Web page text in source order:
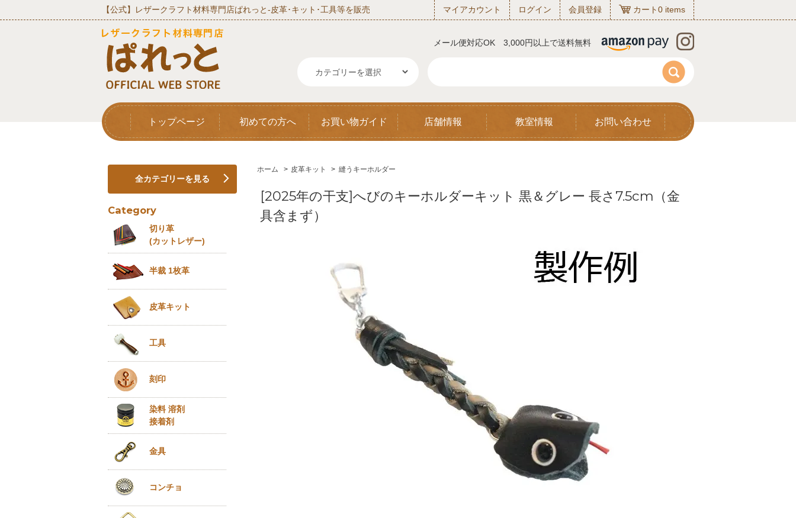
【公式】レザークラフト材料専門店ぱれっと‐皮革･キット･工具等を販売 マイアカウント ログイン 会員登録 カート0 items
メール便対応OK 3,000円以上で送料無料
トップページ 初めての方へ お買い物ガイド 店舗情報 教室情報 お問い合わせ
ホーム > 皮革キット > 縫うキーホルダー
[2025年の干支]へびのキーホルダーキット 黒＆グレー 長さ7.5cm（金
具含まず）
全カテゴリーを見る
Category
切り革
(カットレザー)
半裁 1枚革
皮革キット
工具
刻印
染料 溶剤
接着剤
金具
コンチョ